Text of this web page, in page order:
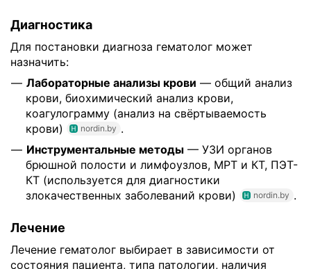
Диагностика
Для постановки диагноза гематолог может
назначить:
Лабораторные анализы крови — общий анализ
крови, биохимический анализ крови,
коагулограмму (анализ на свёртываемость
крови)
nordin.by .
Инструментальные методы — УЗИ органов
брюшной полости и лимфоузлов, МРТ и КТ, ПЭТ-
КТ (используется для диагностики
злокачественных заболеваний крови)
nordin.by .
Лечение
Лечение гематолог выбирает в зависимости от
состояния пациента, типа патологии, наличия